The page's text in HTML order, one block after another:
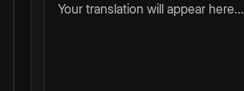
Your translation will appear here...